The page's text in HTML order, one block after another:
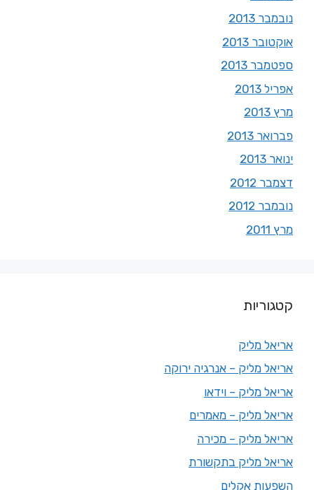
נובמבר 2013
אוקטובר 2013
ספטמבר 2013
אפריל 2013
מרץ 2013
פברואר 2013
ינואר 2013
דצמבר 2012
נובמבר 2012
מרץ 2011
קטגוריות
אריאל מליק
אריאל מליק – אנרגיה ירוקה
אריאל מליק – וידאו
אריאל מליק – מאמרים
אריאל מליק – מכירה
אריאל מליק בתקשורת
השפעות אקלים